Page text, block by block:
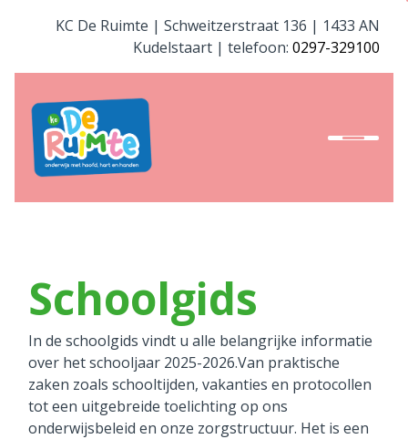
KC De Ruimte | Schweitzerstraat 136 | 1433 AN
Kudelstaart | telefoon: 0297-329100
Home
Onze school
Activiteiten
Vacature
Aanmelden
Schoolgids
In de schoolgids vindt u alle belangrijke informatie
over het schooljaar 2025-2026.Van praktische
zaken zoals schooltijden, vakanties en protocollen
tot een uitgebreide toelichting op ons
onderwijsbeleid en onze zorgstructuur. Het is een